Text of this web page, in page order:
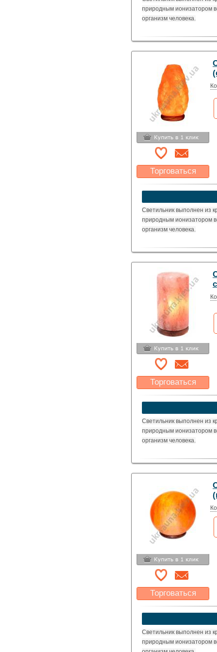
природным ионизатором
организм человека.
Торговаться
Какая цена Вас
устроит?
Светильник выполнен из
природным ионизатором
организм человека.
Торговаться
Какая цена Вас
устроит?
Светильник выполнен из
природным ионизатором
организм человека.
Торговаться
Какая цена Вас
устроит?
Светильник выполнен из
природным ионизатором